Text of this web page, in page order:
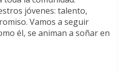
jóvenes: talento,
Vamos a seguir
él, se animan a soñar en